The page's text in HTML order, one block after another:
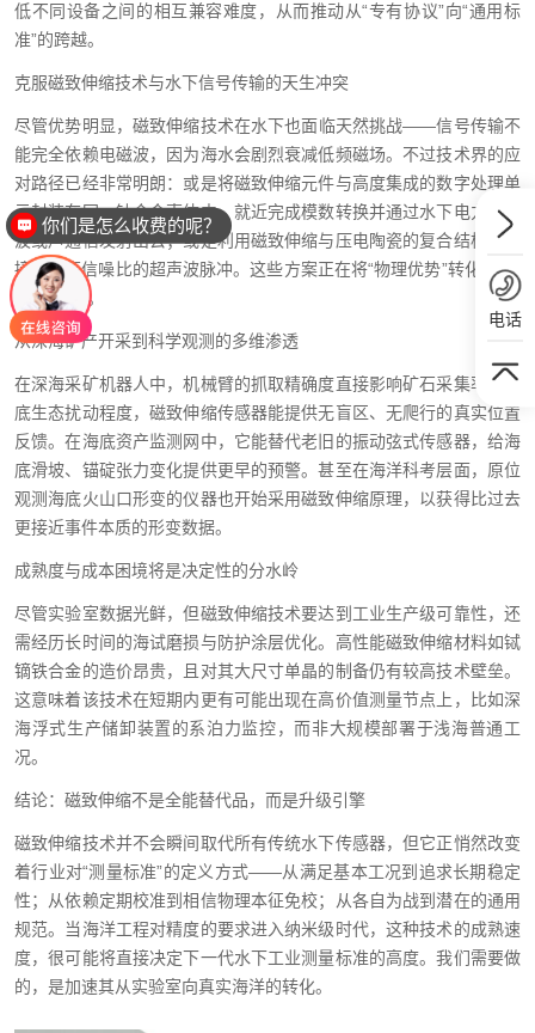
低不同设备之间的相互兼容难度，从而推动从“专有协议”向“通用标
准”的跨越。
克服磁致伸缩技术与水下信号传输的天生冲突
尽管优势明显，磁致伸缩技术在水下也面临天然挑战——信号传输不
能完全依赖电磁波，因为海水会剧烈衰减低频磁场。不过技术界的应
对路径已经非常明朗：或是将磁致伸缩元件与高度集成的数字处理单
元封装在同一钛合金壳体中，就近完成模数转换并通过水下电力线载
波或声通信发射出去；或是利用磁致伸缩与压电陶瓷的复合结构，直
接产生高信噪比的超声波脉冲。这些方案正在将“物理优势”转化为“系
统实用性”。
从深海矿产开采到科学观测的多维渗透
在深海采矿机器人中，机械臂的抓取精确度直接影响矿石采集率与海
底生态扰动程度，磁致伸缩传感器能提供无盲区、无爬行的真实位置
反馈。在海底资产监测网中，它能替代老旧的振动弦式传感器，给海
底滑坡、锚碇张力变化提供更早的预警。甚至在海洋科考层面，原位
观测海底火山口形变的仪器也开始采用磁致伸缩原理，以获得比过去
更接近事件本质的形变数据。
成熟度与成本困境将是决定性的分水岭
尽管实验室数据光鲜，但磁致伸缩技术要达到工业生产级可靠性，还
需经历长时间的海试磨损与防护涂层优化。高性能磁致伸缩材料如铽
镝铁合金的造价昂贵，且对其大尺寸单晶的制备仍有较高技术壁垒。
这意味着该技术在短期内更有可能出现在高价值测量节点上，比如深
海浮式生产储卸装置的系泊力监控，而非大规模部署于浅海普通工
况。
结论：磁致伸缩不是全能替代品，而是升级引擎
磁致伸缩技术并不会瞬间取代所有传统水下传感器，但它正悄然改变
着行业对“测量标准”的定义方式——从满足基本工况到追求长期稳定
性；从依赖定期校准到相信物理本征免校；从各自为战到潜在的通用
规范。当海洋工程对精度的要求进入纳米级时代，这种技术的成熟速
度，很可能将直接决定下一代水下工业测量标准的高度。我们需要做
的，是加速其从实验室向真实海洋的转化。
电话
你们是怎么收费的呢？